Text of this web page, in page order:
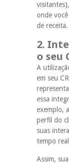
onde
de receita.
2.
o seu
A
em seu
essa
exemplo,
perfil do
suas
tempo
Assim,